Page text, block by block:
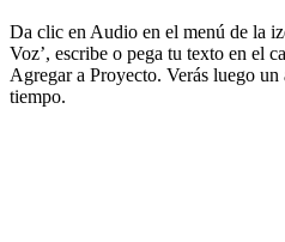
Da clic en Audio en el menú de la
Voz’, escribe o pega tu texto en el
Agregar a Proyecto. Verás luego
tiempo.